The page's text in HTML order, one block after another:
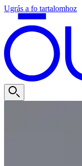
Ugrás a fo tartalomhoz